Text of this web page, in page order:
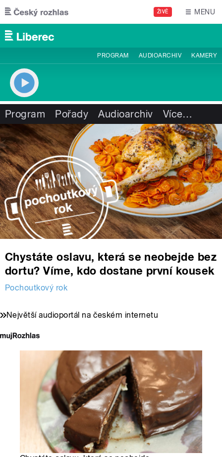
Přejít k hlavnímu obsahu
ŽIVĚ MENU
PROGRAM AUDIOARCHIV KAMERY
Program Pořady Audioarchiv Více…
Chystáte oslavu, která se neobejde bez
dortu? Víme, kdo dostane první kousek
Pochoutkový rok
Největší audioportál na českém internetu